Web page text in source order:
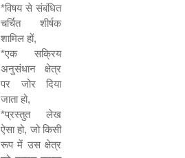
*विषय से संबंधित
चर्चित शीर्षक
शामिल हों,
*एक सक्रिय
अनुसंधान क्षेत्र
पर जोर दिया
जाता हो,
*प्रस्तुत लेख
ऐसा हो, जो किसी
रूप में उस क्षेत्र